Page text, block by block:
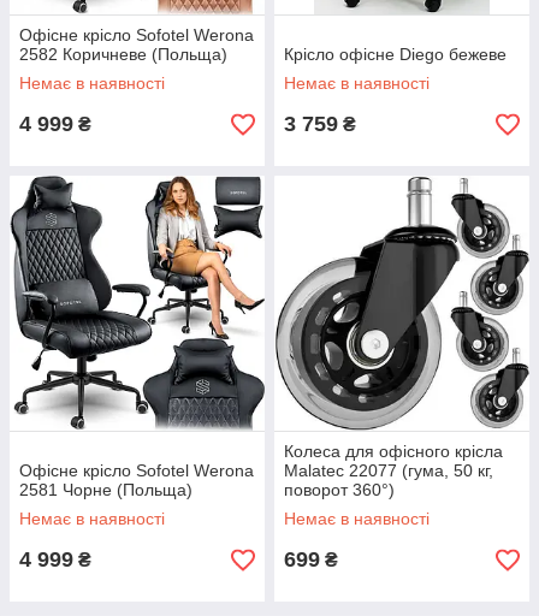
Офісне крісло Sofotel Werona
2582 Коричневе (Польща)
Немає в наявності
4 999 ₴
Крісло офісне Diego бежеве
Немає в наявності
3 759 ₴
Офісне крісло Sofotel Werona
2581 Чорне (Польща)
Немає в наявності
4 999 ₴
Колеса для офісного крісла
Malatec 22077 (гума, 50 кг,
поворот 360°)
Немає в наявності
699 ₴